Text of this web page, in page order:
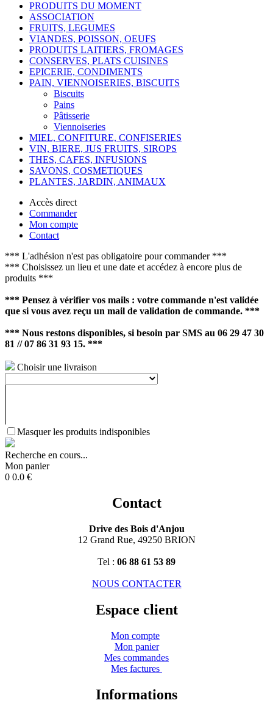
PRODUITS DU MOMENT
ASSOCIATION
FRUITS, LEGUMES
VIANDES, POISSON, OEUFS
PRODUITS LAITIERS, FROMAGES
CONSERVES, PLATS CUISINES
EPICERIE, CONDIMENTS
PAIN, VIENNOISERIES, BISCUITS
Biscuits
Pains
Pâtisserie
Viennoiseries
MIEL, CONFITURE, CONFISERIES
VIN, BIERE, JUS FRUITS, SIROPS
THES, CAFES, INFUSIONS
SAVONS, COSMETIQUES
PLANTES, JARDIN, ANIMAUX
Accès direct
Commander
Mon compte
Contact
*** L'adhésion n'est pas obligatoire pour commander ***
*** Choisissez un lieu et une date et accédez à encore plus de
produits ***
*** Pensez à vérifier vos mails : votre commande n'est validée
que si vous avez reçu un mail de validation de commande. ***
*** Nous restons disponibles, si besoin par SMS au 06 29 47 30
81 // 07 86 31 93 15. ***
Choisir une livraison
Masquer les produits indisponibles
Recherche en cours...
Mon panier
0 0.0 €
Contact
Drive des Bois d'Anjou
12 Grand Rue, 49250 BRION
Tel : 06 88 61 53 89
NOUS CONTACTER
Espace client
Mon compte
Mon panier
Mes commandes
Mes factures
Informations